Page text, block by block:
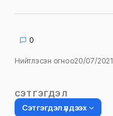
0
Нийтлэсэн огноо20/07/2021
СЭТГЭГДЭЛ
Сэтгэгдэл үлдээх